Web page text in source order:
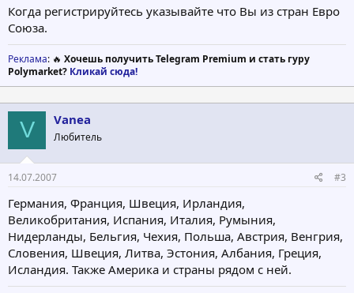
Когда регистрируйтесь указывайте что Вы из стран Евро
Союза.
Реклама: 🔥 Хочешь получить Telegram Premium и стать гуру
Polymarket? Кликай сюда!
V Vanea
Любитель
14.07.2007 #3
Германия, Франция, Швеция, Ирландия,
Великобритания, Испания, Италия, Румыния,
Нидерланды, Бельгия, Чехия, Польша, Австрия, Венгрия,
Словения, Швеция, Литва, Эстония, Албания, Греция,
Исландия. Также Америка и страны рядом с ней.